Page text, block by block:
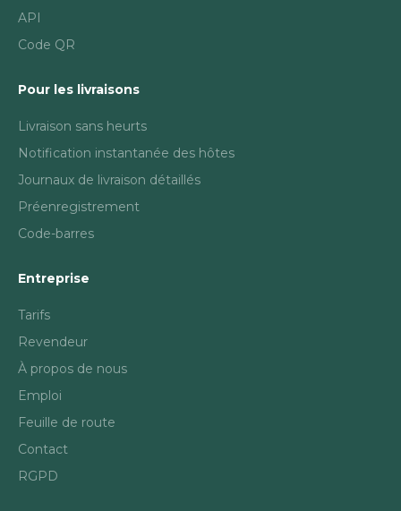
API
Code QR
Pour les livraisons
Livraison sans heurts
Notification instantanée des hôtes
Journaux de livraison détaillés
Préenregistrement
Code-barres
Entreprise
Tarifs
Revendeur
À propos de nous
Emploi
Feuille de route
Contact
RGPD